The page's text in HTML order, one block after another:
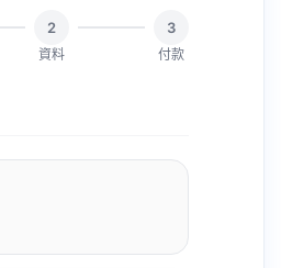
2
資料
3
付款